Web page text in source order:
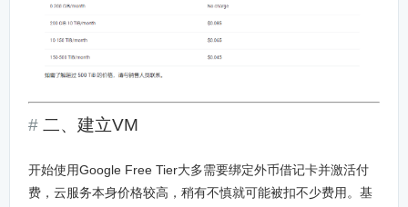
二、建立VM
开始使用Google Free Tier大多需要绑定外币借记卡并激活付
费，云服务本身价格较高，稍有不慎就可能被扣不少费用。基